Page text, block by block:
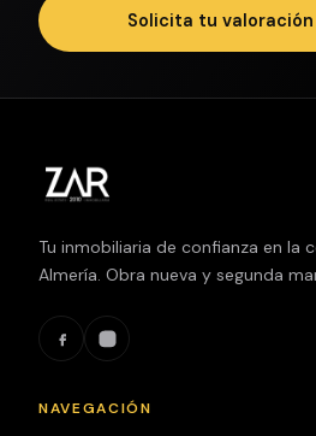
Solicita tu
Tu inmobiliaria de confianza en la
Almería. Obra nueva y segunda
NAVEGACIÓN